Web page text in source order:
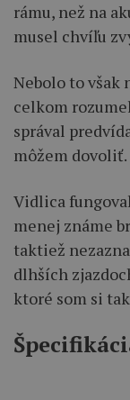
rámu, než na
musel chvíľu
Nebolo to však
celkom
správal
môžem dovoliť.
Vidlica
menej známe
taktiež
dlhších
ktoré som si